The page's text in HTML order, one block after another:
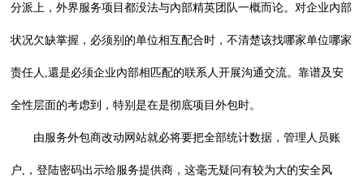
分派上，外界服务项目都没法与內部精英团队一概而论。对企业內部
状况欠缺掌握，必须别的单位相互配合时，不清楚该找哪家单位哪家
责任人,還是必须企业內部相匹配的联系人开展沟通交流。靠谱及安
全性层面的考虑到，特别是在是彻底项目外包时。
由服务外包商改动网站就必将要把全部统计数据，管理人员账
户,，登陆密码出示给服务提供商，这毫无疑问有较为大的安全风